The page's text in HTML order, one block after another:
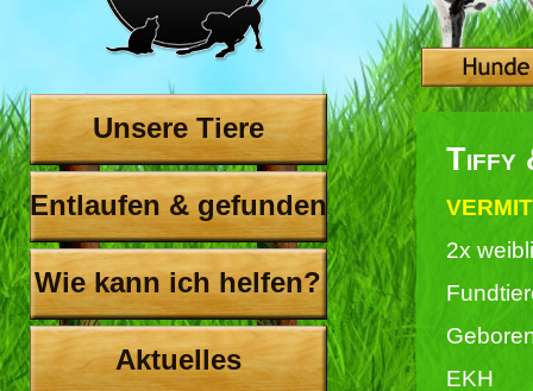
Unsere Tiere
Entlaufen & gefunden
Wie kann ich helfen?
Aktuelles
Tiffy
2x
EKH